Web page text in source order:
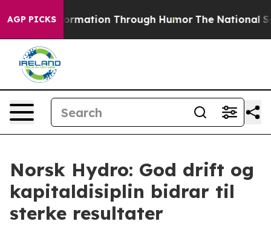
AGP PICKSThrough Humor The National Security
Norsk Hydro: God drift og
kapitaldisiplin bidrar til
sterke resultater